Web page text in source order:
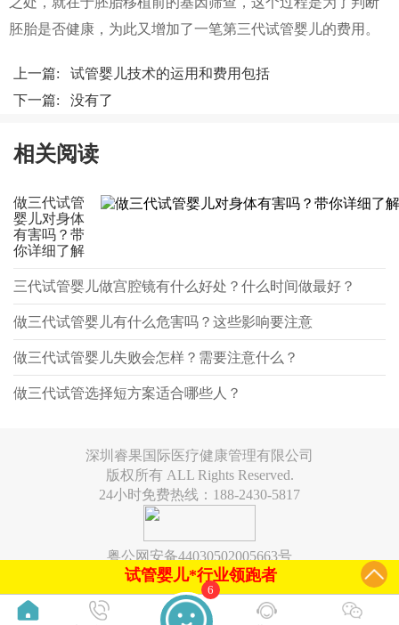
胚胎是否健康，为此又增加了一笔第三代试管婴儿的费用。
上一篇: 试管婴儿技术的运用和费用包括
下一篇: 没有了
相关阅读
做三代试管
婴儿对身体
有害吗？带
你详细了解
三代试管婴儿做宫腔镜有什么好处？什么时间做最好？
做三代试管婴儿有什么危害吗？这些影响要注意
做三代试管婴儿失败会怎样？需要注意什么？
做三代试管选择短方案适合哪些人？
深圳睿果国际医疗健康管理有限公司
版权所有 ALL Rights Reserved.
24小时免费热线：188-2430-5817
粤公网安备44030502005663号
试管婴儿*行业领跑者
6